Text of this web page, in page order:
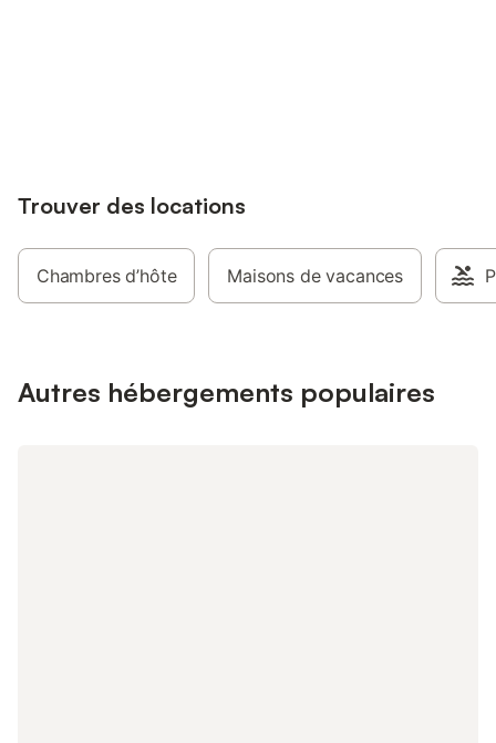
Trouver des locations
Chambres d’hôte Maisons de vacances
Autres hébergements populaires